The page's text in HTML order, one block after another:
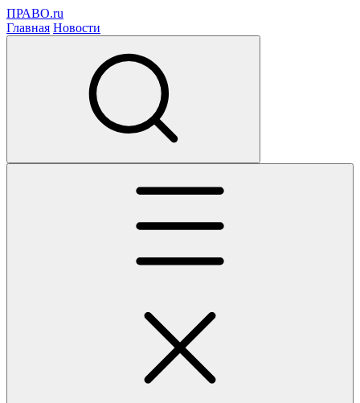
ПРАВО.ru
Главная Новости